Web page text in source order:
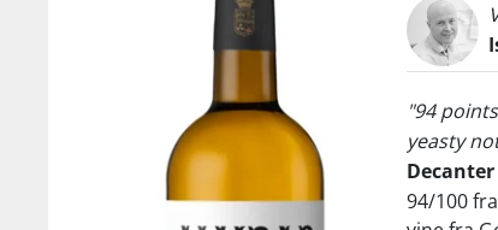
"94
yeasty
Decanter
94/100